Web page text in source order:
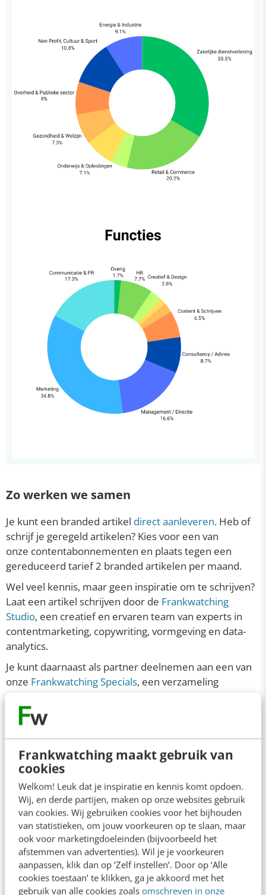
Frankwatching maakt gebruik van
cookies
Welkom! Leuk dat je inspiratie en kennis komt opdoen.
Wij, en derde partijen, maken op onze websites gebruik
van cookies. Wij gebruiken cookies voor het bijhouden
van statistieken, om jouw voorkeuren op te slaan, maar
ook voor marketingdoeleinden (bijvoorbeeld het
afstemmen van advertenties). Wil je je voorkeuren
aanpassen, klik dan op ‘Zelf instellen’. Door op ‘Alle
cookies toestaan’ te klikken, ga je akkoord met het
gebruik van alle cookies zoals omschreven in onze
Zo werken we samen
Je kunt een branded artikel direct aanleveren. Heb of
schrijf je geregeld artikelen? Kies voor een van
onze contentabonnementen en plaats tegen een
gereduceerd tarief 2 branded artikelen per maand.
Wel veel kennis, maar geen inspiratie om te schrijven?
Laat een artikel schrijven door de Frankwatching
Studio, een creatief en ervaren team van experts in
contentmarketing, copywriting, vormgeving en data-
analytics.
Je kunt daarnaast als partner deelnemen aan een van
onze Frankwatching Specials, een verzameling
in digital marketing en business.
Frankwatching Studio, en onder je (bedrijfs)naam in
een aparte rubriek op ons platform gepubliceerd. De
e-book-editie van een Special kun je inzetten voor B2B-
leadgeneratie via je eigen kanalen en via
Frankwatching.
Mis ook deze advertentiekansen niet!
Van branded content tot event. Bekijk alle
mogelijkheden oponze adverteerderspagina.